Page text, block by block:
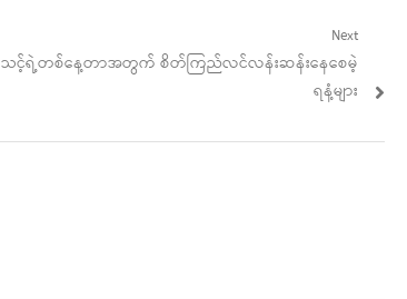
Next
Next
သင့်ရဲ့တစ်နေ့တာအတွက် စိတ်ကြည်လင်လန်းဆန်းနေစေမဲ့
ရနံ့များ